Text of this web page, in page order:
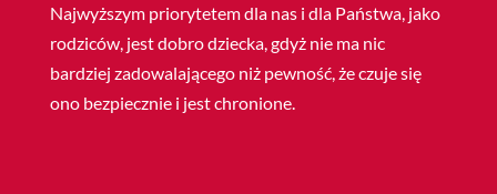
Najwyższym priorytetem dla nas i dla Państwa, jako
rodziców, jest dobro dziecka, gdyż nie ma nic
bardziej zadowalającego niż pewność, że czuje się
ono bezpiecznie i jest chronione.